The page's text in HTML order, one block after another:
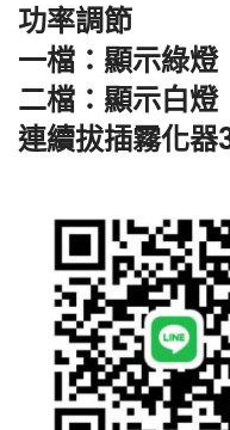
功率調節
一檔：顯示綠燈
二檔：顯示白燈
連續拔插霧化